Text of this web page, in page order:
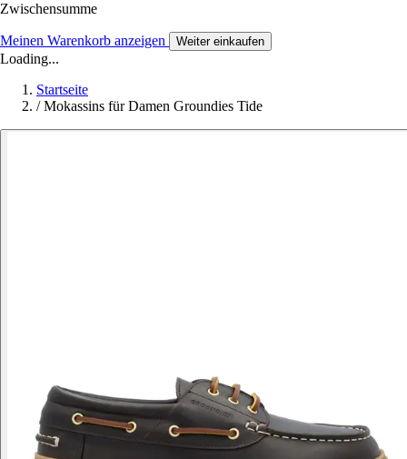
Zwischensumme
Meinen Warenkorb anzeigen Weiter einkaufen
Loading...
Startseite
/ Mokassins für Damen Groundies Tide